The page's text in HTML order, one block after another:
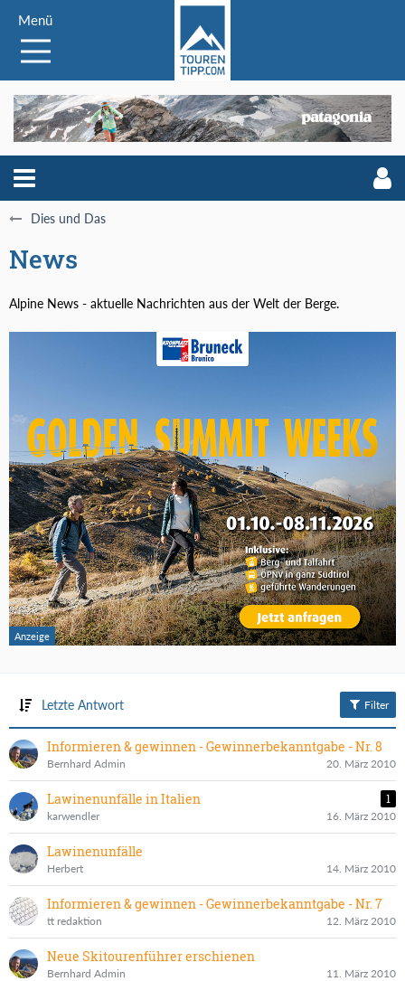
Menü
Dies und Das
News
Alpine News - aktuelle Nachrichten aus der Welt der Berge.
Letzte Antwort Filter
Informieren & gewinnen - Gewinnerbekanntgabe - Nr. 8
Bernhard Admin 20. März 2010
Lawinenunfälle in Italien 1
karwendler 16. März 2010
Lawinenunfälle
Herbert 14. März 2010
Informieren & gewinnen - Gewinnerbekanntgabe - Nr. 7
tt redaktion 12. März 2010
Neue Skitourenführer erschienen
Bernhard Admin 11. März 2010